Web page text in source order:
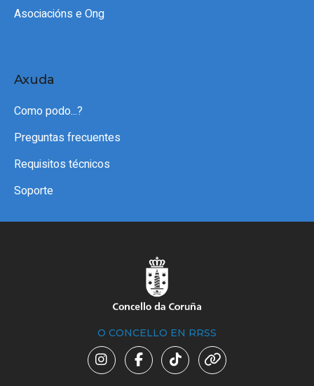
Asociacións e Ong
Axuda
Como podo...?
Preguntas frecuentes
Requisitos técnicos
Soporte
O CONCELLO EN RRSS